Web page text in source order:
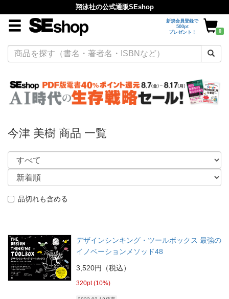
翔泳社の公式通販SEshop
新規会員登録で
500pt
プレゼント！
0
今津 美樹 商品 一覧
品切れも含める
デザインシンキング・ツールボックス 最強の
イノベーションメソッド48
3,520円（税込）
320pt (10%)